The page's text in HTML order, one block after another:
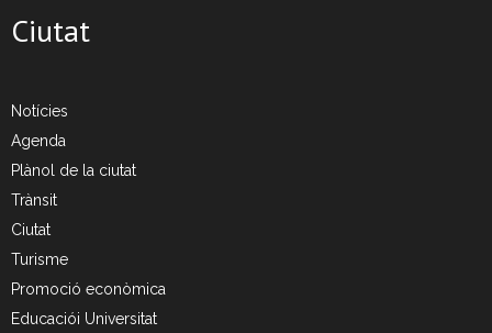
Planta Can Barba
- CRT Residus Especials
- - Amiant/Fibrociment
- Deixalleria Can Barba
Ciutat
Notícies
Agenda
Plànol de la ciutat
Trànsit
Ciutat
Turisme
Promoció econòmica
Educaciói Universitat